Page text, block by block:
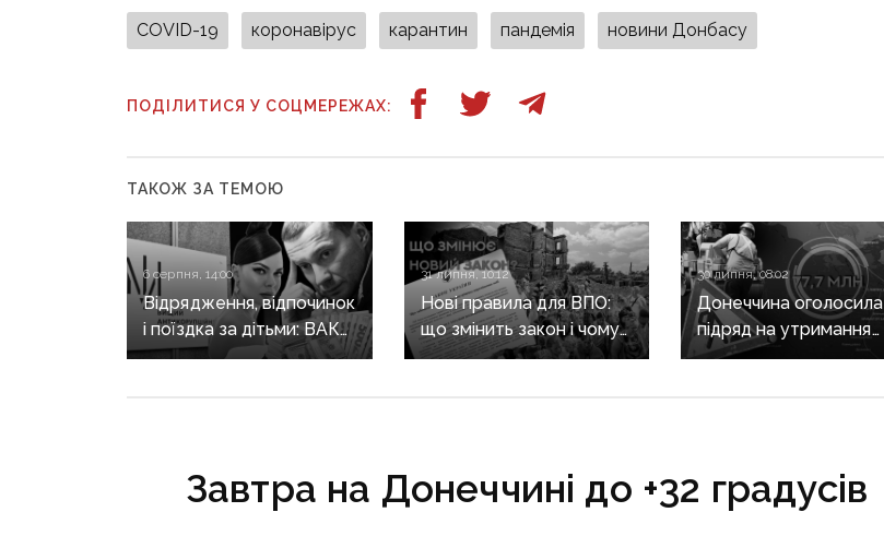
СOVID-19 коронавірус карантин пандемія новини Донбасу
ПОДІЛИТИСЯ У СОЦМЕРЕЖАХ:
ТАКОЖ ЗА ТЕМОЮ
6 серпня, 14:00
Відрядження, відпочинок
і поїздка за дітьми: ВАКС
знову відмовив
31 липня, 10:12
Нові правила для ВПО:
що змінить закон і чому
він ще не гарантує
30 липня, 08:02
Донеччина оголосила
підряд на утримання
дороги
Завтра на Донеччині до +32 градусів